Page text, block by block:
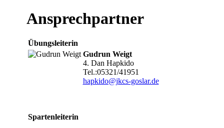
Ansprechpartner
Übungsleiterin
Gudrun Weigt
4. Dan Hapkido
Tel.:05321/41951
hapkido@jkcs-goslar.de
Spartenleiterin